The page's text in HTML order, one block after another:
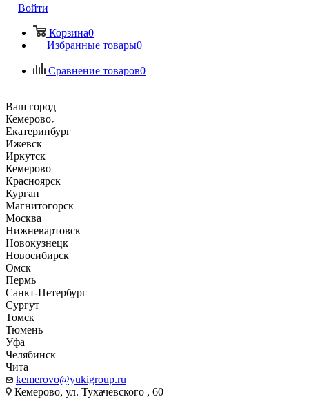
Войти
Корзина0
Избранные товары0
Сравнение товаров0
Ваш город
Кемерово
Екатеринбург
Ижевск
Иркутск
Кемерово
Красноярск
Курган
Магнитогорск
Москва
Нижневартовск
Новокузнецк
Новосибирск
Омск
Пермь
Санкт-Петербург
Сургут
Томск
Тюмень
Уфа
Челябинск
Чита
kemerovo@yukigroup.ru
Кемерово, ул. Тухачевского , 60